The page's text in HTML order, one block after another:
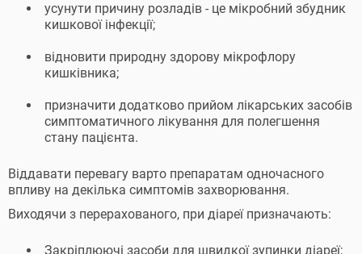
усунути причину розладів - це мікробний збудник
кишкової інфекції;
відновити природну здорову мікрофлору
кишківника;
призначити додатково прийом лікарських засобів
симптоматичного лікування для полегшення
стану пацієнта.
Віддавати перевагу варто препаратам одночасного
впливу на декілька симптомів захворювання.
Виходячи з перерахованого, при діареї призначають:
Закріплюючі засоби для швидкої зупинки діареї;